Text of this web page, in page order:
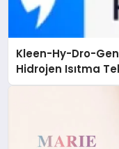
Kleen-Hy-Dro-Gen
Hidrojen Isıtma
Düzenleyici